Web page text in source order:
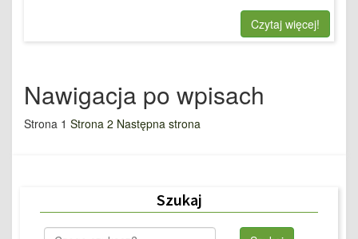
Czytaj więcej!
Nawigacja po wpisach
Strona 1 Strona 2 Następna strona
Szukaj